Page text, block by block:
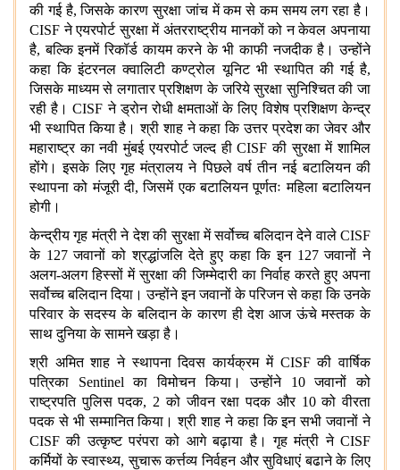
की गई है, जिसके कारण सुरक्षा जांच में कम से कम समय लग रहा है।
CISF ने एयरपोर्ट सुरक्षा में अंतरराष्ट्रीय मानकों को न केवल अपनाया
है, बल्कि इनमें रिकॉर्ड कायम करने के भी काफी नजदीक है। उन्होंने
कहा कि इंटरनल क्वालिटी कण्ट्रोल यूनिट भी स्थापित की गई है,
जिसके माध्यम से लगातार प्रशिक्षण के जरिये सुरक्षा सुनिश्चित की जा
रही है। CISF ने ड्रोन रोधी क्षमताओं के लिए विशेष प्रशिक्षण केन्द्र
भी स्थापित किया है। श्री शाह ने कहा कि उत्तर प्रदेश का जेवर और
महाराष्ट्र का नवी मुंबई एयरपोर्ट जल्द ही CISF की सुरक्षा में शामिल
होंगे। इसके लिए गृह मंत्रालय ने पिछले वर्ष तीन नई बटालियन की
स्थापना को मंजूरी दी, जिसमें एक बटालियन पूर्णतः महिला बटालियन
होगी।
केन्द्रीय गृह मंत्री ने देश की सुरक्षा में सर्वोच्च बलिदान देने वाले CISF
के 127 जवानों को श्रद्धांजलि देते हुए कहा कि इन 127 जवानों ने
अलग-अलग हिस्सों में सुरक्षा की जिम्मेदारी का निर्वाह करते हुए अपना
सर्वोच्च बलिदान दिया। उन्होंने इन जवानों के परिजन से कहा कि उनके
परिवार के सदस्य के बलिदान के कारण ही देश आज ऊंचे मस्तक के
साथ दुनिया के सामने खड़ा है।
श्री अमित शाह ने स्थापना दिवस कार्यक्रम में CISF की वार्षिक
पत्रिका Sentinel का विमोचन किया। उन्होंने 10 जवानों को
राष्ट्रपति पुलिस पदक, 2 को जीवन रक्षा पदक और 10 को वीरता
पदक से भी सम्मानित किया। श्री शाह ने कहा कि इन सभी जवानों ने
CISF की उत्कृष्ट परंपरा को आगे बढ़ाया है। गृह मंत्री ने CISF
कर्मियों के स्वास्थ्य, सुचारू कर्त्तव्य निर्वहन और सुविधाएं बढाने के लिए